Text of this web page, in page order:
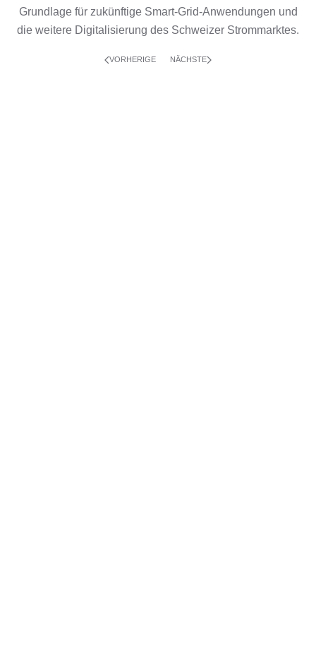
Grundlage für zukünftige Smart-Grid-Anwendungen und
die weitere Digitalisierung des Schweizer Strommarktes.
VORHERIGE NÄCHSTE